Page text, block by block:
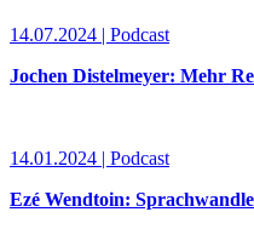
14.07.2024 | Podcast
Jochen Distelmeyer: Mehr
14.01.2024 | Podcast
Ezé Wendtoin: